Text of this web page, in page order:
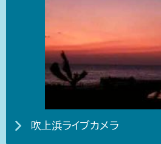
吹上浜ライブカメラ